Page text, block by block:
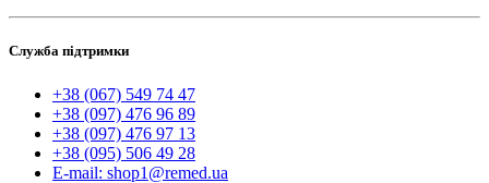
Служба підтримки
+38 (067) 549 74 47
+38 (097) 476 96 89
+38 (097) 476 97 13
+38 (095) 506 49 28
E-mail: shop1@remed.ua